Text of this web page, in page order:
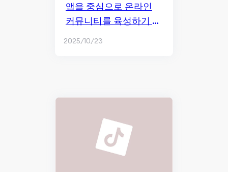
앱을 중심으로 온라인
커뮤니티를 육성하기 위
2025/10/23